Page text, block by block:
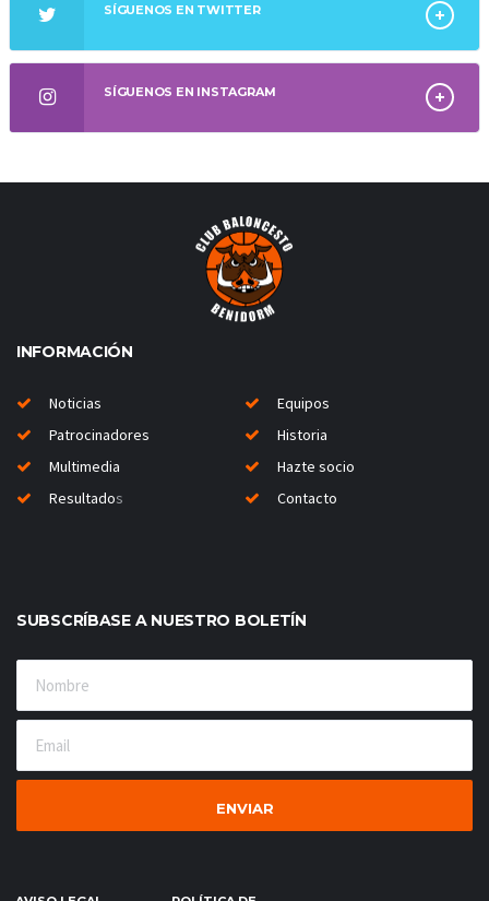
SÍGUENOS EN TWITTER
SÍGUENOS EN INSTAGRAM
INFORMACIÓN
Noticias
Equipos
Patrocinadores
Historia
Multimedia
Hazte socio
Resultados Contacto
SUBSCRÍBASE A NUESTRO BOLETÍN